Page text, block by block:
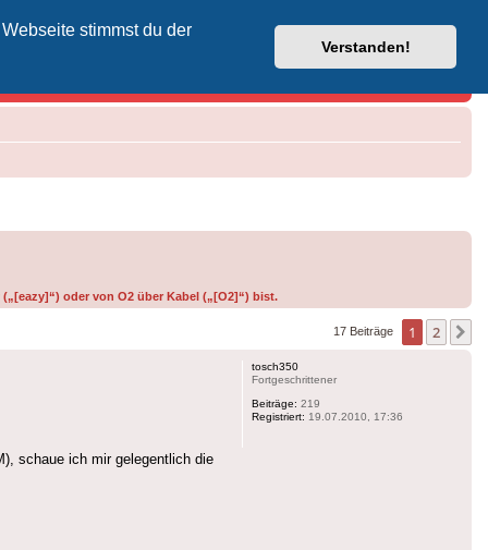
stimmst du der
Verstanden!
Vodafone-Kabel-Helpdesk
oder von O2 über Kabel („[O2]“) bist.
17 Beiträge 1 2
tosch350
Fortgeschrittener
Beiträge: 219
Registriert: 19.07.2010, 17:36
schaue ich mir gelegentlich die